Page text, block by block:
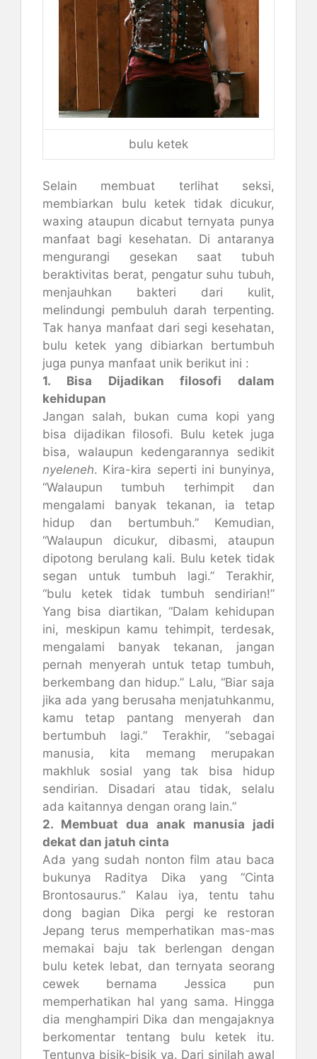
bulu ketek
Selain membuat terlihat seksi,
membiarkan bulu ketek tidak dicukur,
waxing ataupun dicabut ternyata punya
manfaat bagi kesehatan. Di antaranya
mengurangi gesekan saat tubuh
beraktivitas berat, pengatur suhu tubuh,
menjauhkan bakteri dari kulit,
melindungi pembuluh darah terpenting.
Tak hanya manfaat dari segi kesehatan,
bulu ketek yang dibiarkan bertumbuh
juga punya manfaat unik berikut ini :
1. Bisa Dijadikan filosofi dalam
kehidupan
Jangan salah, bukan cuma kopi yang
bisa dijadikan filosofi. Bulu ketek juga
bisa, walaupun kedengarannya sedikit
nyeleneh. Kira-kira seperti ini bunyinya,
“Walaupun tumbuh terhimpit dan
mengalami banyak tekanan, ia tetap
hidup dan bertumbuh.” Kemudian,
“Walaupun dicukur, dibasmi, ataupun
dipotong berulang kali. Bulu ketek tidak
segan untuk tumbuh lagi.” Terakhir,
“bulu ketek tidak tumbuh sendirian!”
Yang bisa diartikan, “Dalam kehidupan
ini, meskipun kamu tehimpit, terdesak,
mengalami banyak tekanan, jangan
pernah menyerah untuk tetap tumbuh,
berkembang dan hidup.” Lalu, “Biar saja
jika ada yang berusaha menjatuhkanmu,
kamu tetap pantang menyerah dan
bertumbuh lagi.” Terakhir, “sebagai
manusia, kita memang merupakan
makhluk sosial yang tak bisa hidup
sendirian. Disadari atau tidak, selalu
ada kaitannya dengan orang lain.”
2. Membuat dua anak manusia jadi
dekat dan jatuh cinta
Ada yang sudah nonton film atau baca
bukunya Raditya Dika yang “Cinta
Brontosaurus.” Kalau iya, tentu tahu
dong bagian Dika pergi ke restoran
Jepang terus memperhatikan mas-mas
memakai baju tak berlengan dengan
bulu ketek lebat, dan ternyata seorang
cewek bernama Jessica pun
memperhatikan hal yang sama. Hingga
dia menghampiri Dika dan mengajaknya
berkomentar tentang bulu ketek itu.
Tentunya bisik-bisik ya. Dari sinilah awal